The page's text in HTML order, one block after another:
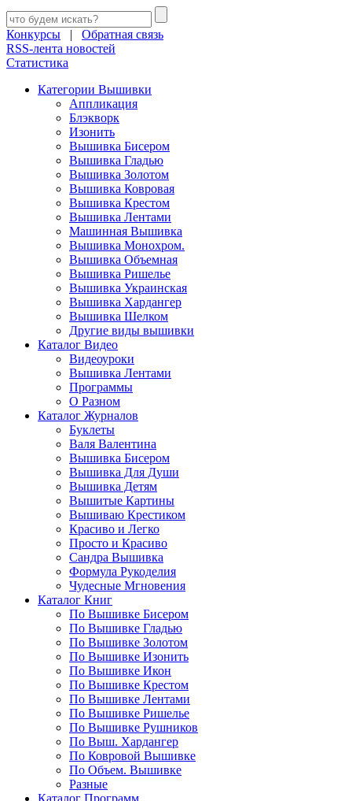
Конкурсы | Обратная связь
RSS-лента новостей
Статистика
Категории Вышивки
Аппликация
Блэкворк
Изонить
Вышивка Бисером
Вышивка Гладью
Вышивка Золотом
Вышивка Ковровая
Вышивка Крестом
Вышивка Лентами
Машинная Вышивка
Вышивка Монохром.
Вышивка Объемная
Вышивка Ришелье
Вышивка Украинская
Вышивка Хардангер
Вышивка Шелком
Другие виды вышивки
Каталог Видео
Видеоуроки
Вышивка Лентами
Программы
О Разном
Каталог Журналов
Буклеты
Валя Валентина
Вышивка Бисером
Вышивка Для Души
Вышивка Детям
Вышитые Картины
Вышиваю Крестиком
Красиво и Легко
Просто и Красиво
Сандра Вышивка
Формула Рукоделия
Чудесные Мгновения
Каталог Книг
По Вышивке Бисером
По Вышивке Гладью
По Вышивке Золотом
По Вышивке Изонить
По Вышивке Икон
По Вышивке Крестом
По Вышивке Лентами
По Вышивке Ришелье
По Вышивке Рушников
По Выш. Хардангер
По Ковровой Вышивке
По Объем. Вышивке
Разные
Каталог Программ